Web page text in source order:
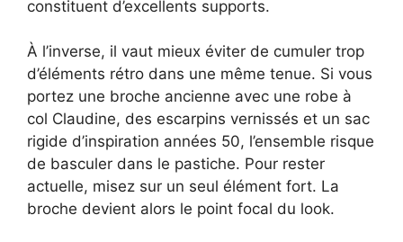
constituent d’excellents supports.
À l’inverse, il vaut mieux éviter de cumuler trop
d’éléments rétro dans une même tenue. Si vous
portez une broche ancienne avec une robe à
col Claudine, des escarpins vernissés et un sac
rigide d’inspiration années 50, l’ensemble risque
de basculer dans le pastiche. Pour rester
actuelle, misez sur un seul élément fort. La
broche devient alors le point focal du look.